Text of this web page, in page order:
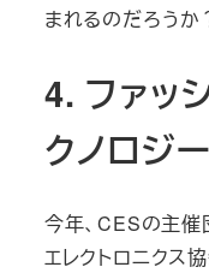
まれるのだろうか
4. ファッ
クノロジ
今年、CESの主催
エレクトロニクス